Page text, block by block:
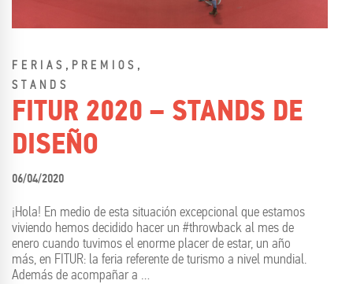
FERIAS , PREMIOS ,
STANDS
FITUR 2020 – STANDS DE
DISEÑO
06/04/2020
¡Hola! En medio de esta situación excepcional que estamos
viviendo hemos decidido hacer un #throwback al mes de
enero cuando tuvimos el enorme placer de estar, un año
más, en FITUR: la feria referente de turismo a nivel mundial.
Además de acompañar a …